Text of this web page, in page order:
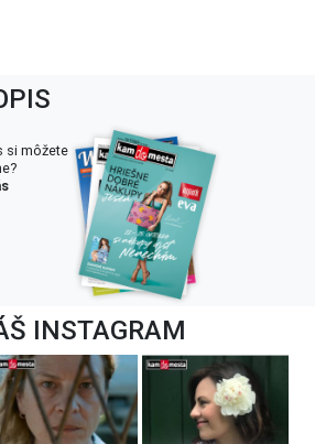
si môžete
INSTAGRAM